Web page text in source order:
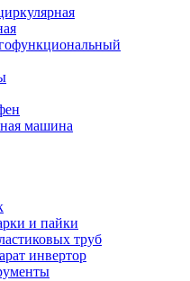
машина
и пайки
труб
инвертор